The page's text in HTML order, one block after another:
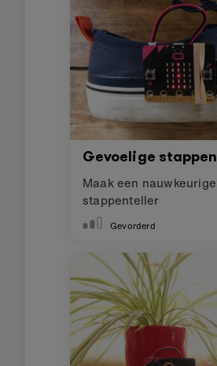
Gevoelige
Maak een
stappenteller
Gevorderd